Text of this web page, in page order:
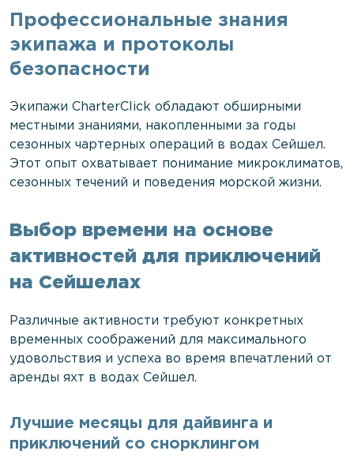
Профессиональные знания
экипажа и протоколы
безопасности
Экипажи CharterClick обладают обширными
местными знаниями, накопленными за годы
сезонных чартерных операций в водах Сейшел.
Этот опыт охватывает понимание микроклиматов,
сезонных течений и поведения морской жизни.
Выбор времени на основе
активностей для приключений
на Сейшелах
Различные активности требуют конкретных
временных соображений для максимального
удовольствия и успеха во время впечатлений от
аренды яхт в водах Сейшел.
Лучшие месяцы для дайвинга и
приключений со снорклингом